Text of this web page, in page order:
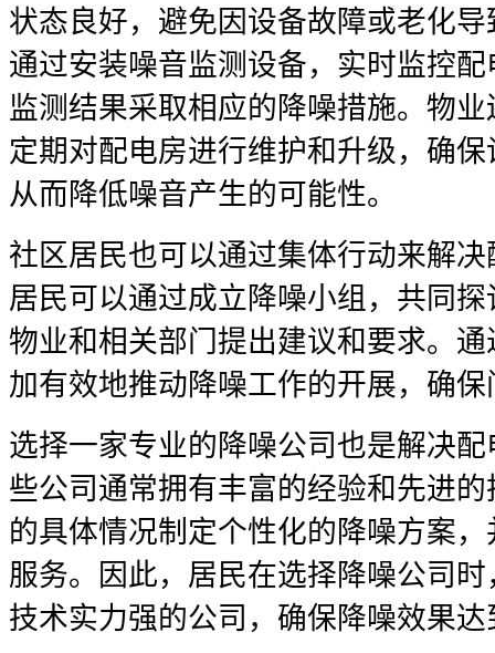
状态良好，避免因设备故障或老化
通过安装噪音监测设备，实时监控
监测结果采取相应的降噪措施。物
定期对配电房进行维护和升级，确
从而降低噪音产生的可能性。
社区居民也可以通过集体行动来解
居民可以通过成立降噪小组，共同
物业和相关部门提出建议和要求。
加有效地推动降噪工作的开展，确
选择一家专业的降噪公司也是解决
些公司通常拥有丰富的经验和先进
的具体情况制定个性化的降噪方案
服务。因此，居民在选择降噪公司
技术实力强的公司，确保降噪效果达